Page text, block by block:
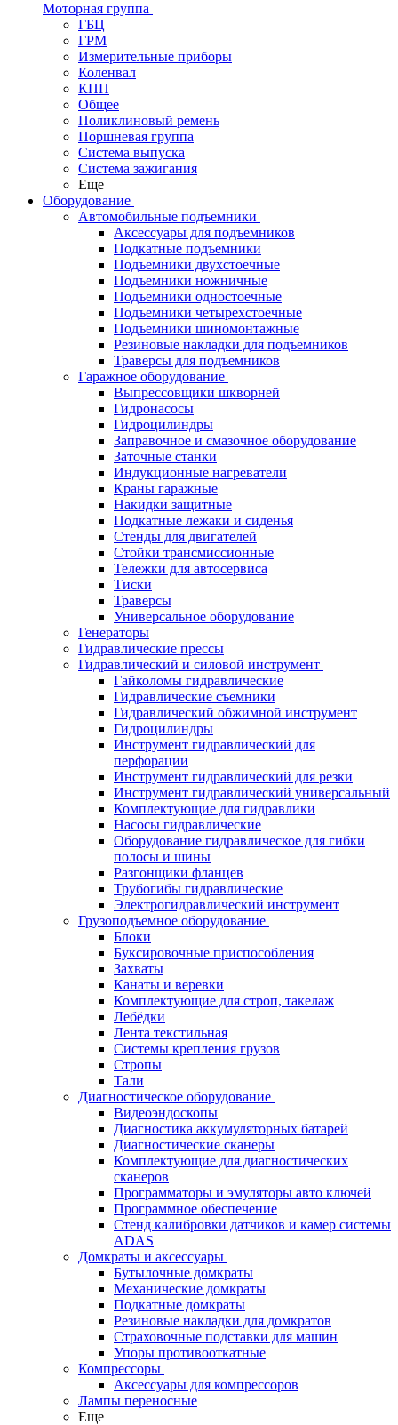
Моторная группа
ГБЦ
ГРМ
Измерительные приборы
Коленвал
КПП
Общее
Поликлиновый ремень
Поршневая группа
Система выпуска
Система зажигания
Еще
Оборудование
Автомобильные подъемники
Аксессуары для подъемников
Подкатные подъемники
Подъемники двухстоечные
Подъемники ножничные
Подъемники одностоечные
Подъемники четырехстоечные
Подъемники шиномонтажные
Резиновые накладки для подъемников
Траверсы для подъемников
Гаражное оборудование
Выпрессовщики шкворней
Гидронасосы
Гидроцилиндры
Заправочное и смазочное оборудование
Заточные станки
Индукционные нагреватели
Краны гаражные
Накидки защитные
Подкатные лежаки и сиденья
Стенды для двигателей
Стойки трансмиссионные
Тележки для автосервиса
Тиски
Траверсы
Универсальное оборудование
Генераторы
Гидравлические прессы
Гидравлический и силовой инструмент
Гайколомы гидравлические
Гидравлические съемники
Гидравлический обжимной инструмент
Гидроцилиндры
Инструмент гидравлический для
перфорации
Инструмент гидравлический для резки
Инструмент гидравлический универсальный
Комплектующие для гидравлики
Насосы гидравлические
Оборудование гидравлическое для гибки
полосы и шины
Разгонщики фланцев
Трубогибы гидравлические
Электрогидравлический инструмент
Грузоподъемное оборудование
Блоки
Буксировочные приспособления
Захваты
Канаты и веревки
Комплектующие для строп, такелаж
Лебёдки
Лента текстильная
Системы крепления грузов
Стропы
Тали
Диагностическое оборудование
Видеоэндоскопы
Диагностика аккумуляторных батарей
Диагностические сканеры
Комплектующие для диагностических
сканеров
Программаторы и эмуляторы авто ключей
Программное обеспечение
Стенд калибровки датчиков и камер системы
ADAS
Домкраты и аксессуары
Бутылочные домкраты
Механические домкраты
Подкатные домкраты
Резиновые накладки для домкратов
Страховочные подставки для машин
Упоры противооткатные
Компрессоры
Аксессуары для компрессоров
Лампы переносные
Еще